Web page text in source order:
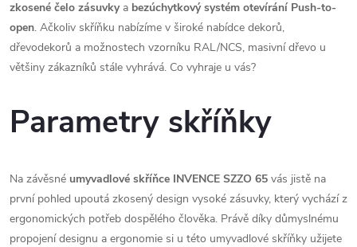
zkosené čelo zásuvky a bezúchytkový systém otevírání Push-to-
open. Ačkoliv skříňku nabízíme v široké nabídce dekorů,
dřevodekorů a možnostech vzorníku RAL/NCS, masivní dřevo u
většiny zákazníků stále vyhrává. Co vyhraje u vás?
Parametry skříňky
Na závěsné umyvadlové skříňce INVENCE SZZO 65 vás jistě na
první pohled upoutá zkosený design vysoké zásuvky, který vychází z
ergonomických potřeb dospělého člověka. Právě díky důmyslnému
propojení designu a ergonomie si u této umyvadlové skříňky užijete